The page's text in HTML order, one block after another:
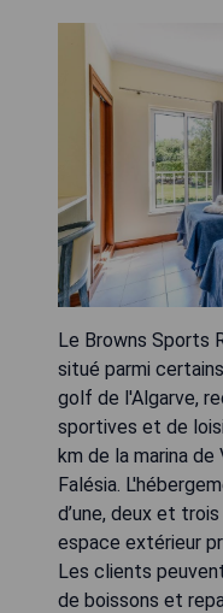
Le Browns Sports
situé parmi
golf de l'Algarve,
sportives et de
km de la marina
Falésia.
d’une, deux et
espace extérieur
Les clients
de boissons et